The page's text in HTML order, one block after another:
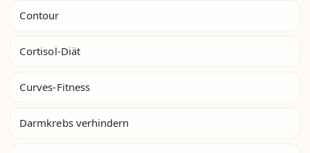
Contour
Cortisol-Diät
Curves-Fitness
Darmkrebs verhindern